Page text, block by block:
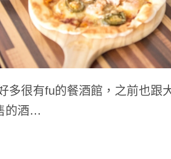
多很有fu的餐酒館，之前也跟
的酒…